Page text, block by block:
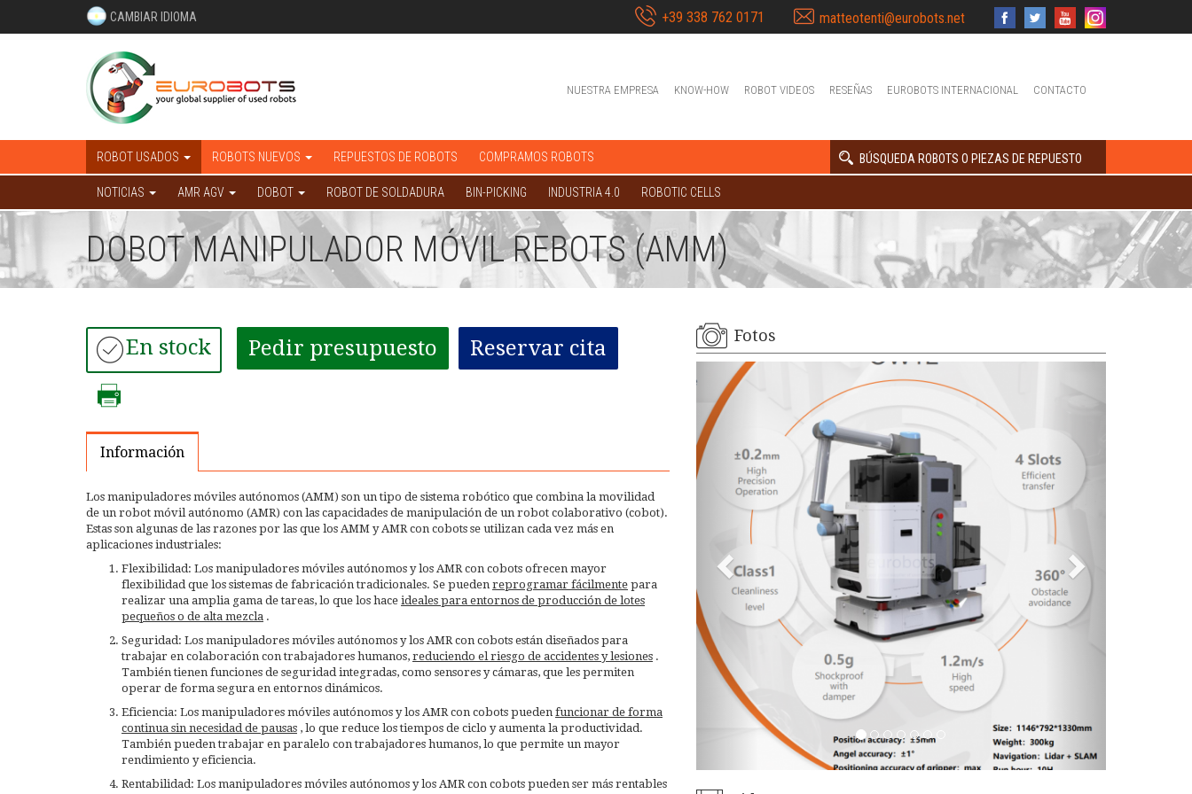
CAMBIAR IDIOMA +39 338 762 0171 matteotenti@eurobots.net
NUESTRA EMPRESA KNOW-HOW ROBOT VIDEOS RESEÑAS EUROBOTS INTERNACIONAL CONTACTO
ROBOT USADOS ROBOTS NUEVOS REPUESTOS DE ROBOTS COMPRAMOS ROBOTS BÚSQUEDA ROBOTS O PIEZAS DE REPUESTO
NOTICIAS AMR AGV DOBOT ROBOT DE SOLDADURA BIN-PICKING INDUSTRIA 4.0 ROBOTIC CELLS
DOBOT MANIPULADOR MÓVIL REBOTS (AMM)
En stock Pedir presupuesto Reservar cita
Información
Los manipuladores móviles autónomos (AMM) son un tipo de sistema robótico que combina la movilidad
de un robot móvil autónomo (AMR) con las capacidades de manipulación de un robot colaborativo (cobot).
Estas son algunas de las razones por las que los AMM y AMR con cobots se utilizan cada vez más en
aplicaciones industriales:
Flexibilidad: Los manipuladores móviles autónomos y los AMR con cobots ofrecen mayor
flexibilidad que los sistemas de fabricación tradicionales. Se pueden reprogramar fácilmente para
realizar una amplia gama de tareas, lo que los hace ideales para entornos de producción de lotes
pequeños o de alta mezcla .
Seguridad: Los manipuladores móviles autónomos y los AMR con cobots están diseñados para
trabajar en colaboración con trabajadores humanos, reduciendo el riesgo de accidentes y lesiones .
También tienen funciones de seguridad integradas, como sensores y cámaras, que les permiten
operar de forma segura en entornos dinámicos.
Eficiencia: Los manipuladores móviles autónomos y los AMR con cobots pueden funcionar de forma
continua sin necesidad de pausas , lo que reduce los tiempos de ciclo y aumenta la productividad.
También pueden trabajar en paralelo con trabajadores humanos, lo que permite un mayor
rendimiento y eficiencia.
Rentabilidad: Los manipuladores móviles autónomos y los AMR con cobots pueden ser más rentables
Fotos